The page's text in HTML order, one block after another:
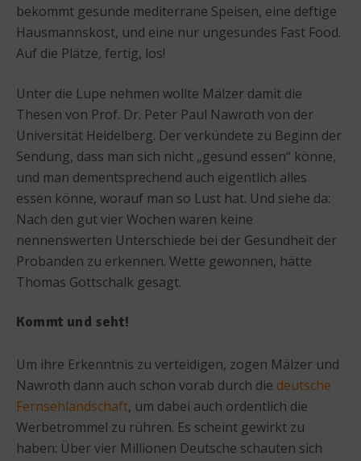
bekommt gesunde mediterrane Speisen, eine deftige
Hausmannskost, und eine nur ungesundes Fast Food.
Auf die Plätze, fertig, los!
Unter die Lupe nehmen wollte Mälzer damit die
Thesen von Prof. Dr. Peter Paul Nawroth von der
Universität Heidelberg. Der verkündete zu Beginn der
Sendung, dass man sich nicht „gesund essen“ könne,
und man dementsprechend auch eigentlich alles
essen könne, worauf man so Lust hat. Und siehe da:
Nach den gut vier Wochen waren keine
nennenswerten Unterschiede bei der Gesundheit der
Probanden zu erkennen. Wette gewonnen, hätte
Thomas Gottschalk gesagt.
Kommt und seht!
Um ihre Erkenntnis zu verteidigen, zogen Mälzer und
Nawroth dann auch schon vorab durch die deutsche
Fernsehlandschaft, um dabei auch ordentlich die
Werbetrommel zu rühren. Es scheint gewirkt zu
haben: Über vier Millionen Deutsche schauten sich